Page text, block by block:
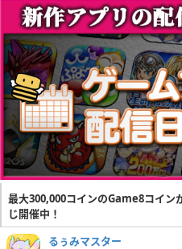
最大300,000コインのGame8コイン
じ開催中！
るぅみマスター